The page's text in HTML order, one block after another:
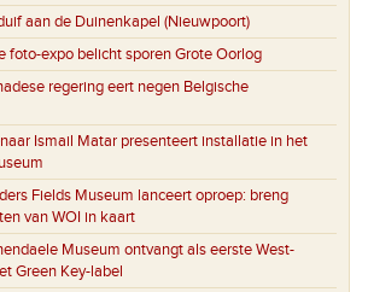
aan de Duinenkapel (Nieuwpoort)
foto-expo belicht sporen Grote Oorlog
regering eert negen Belgische
Ismail Matar presenteert installatie in het
Fields Museum lanceert oproep: breng
van WOI in kaart
Museum ontvangt als eerste West-
Green Key-label